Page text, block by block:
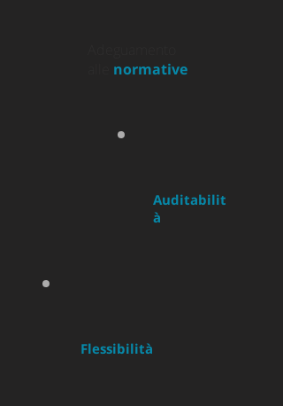
normative
Auditabilit
à
Flessibilità